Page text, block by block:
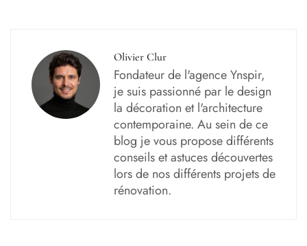
Olivier Clur
Fondateur de l'agence Ynspir,
je suis passionné par le design
la décoration et l'architecture
contemporaine. Au sein de ce
blog je vous propose différents
conseils et astuces découvertes
lors de nos différents projets de
rénovation.